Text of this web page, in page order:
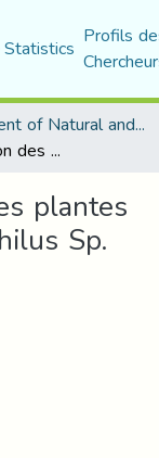
Statistics Profils
Department of Natural and Life Sciences
Méthodes d’utilisation des plantes insecticides contre Sitophilus Sp.
plantes
Sp.